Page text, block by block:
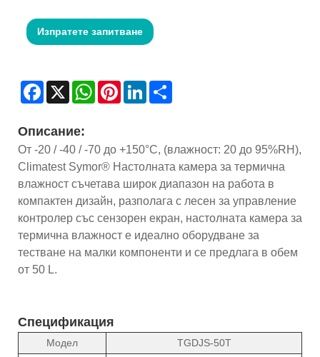
Изпратете запитване
Facebook
X WhatsAppPinterestLinkedIn
Описание:
От -20 / -40 / -70 до +150°C, (влажност: 20 до 95%RH),
Climatest Symor® Настолната камера за термична
влажност съчетава широк диапазон на работа в
компактен дизайн, разполага с лесен за управление
контролер със сензорен екран, настолната камера за
термична влажност е идеално оборудване за
тестване на малки компоненти и се предлага в обем
от 50 L.
Спецификация
Модел
TGDJS-50T